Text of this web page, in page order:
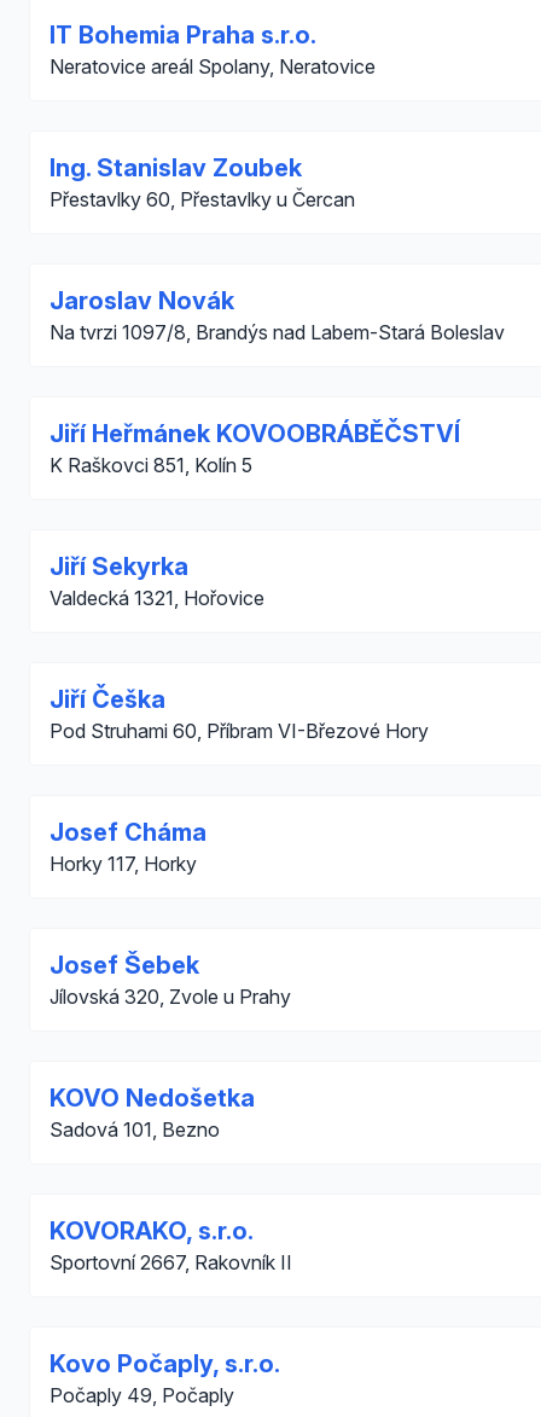
IT Bohemia Praha s.r.o.
Neratovice areál Spolany, Neratovice
Ing. Stanislav Zoubek
Přestavlky 60, Přestavlky u Čercan
Jaroslav Novák
Na tvrzi 1097/8, Brandýs nad Labem-Stará Boleslav
Jiří Heřmánek KOVOOBRÁBĚČSTVÍ
K Raškovci 851, Kolín 5
Jiří Sekyrka
Valdecká 1321, Hořovice
Jiří Češka
Pod Struhami 60, Příbram VI-Březové Hory
Josef Cháma
Horky 117, Horky
Josef Šebek
Jílovská 320, Zvole u Prahy
KOVO Nedošetka
Sadová 101, Bezno
KOVORAKO, s.r.o.
Sportovní 2667, Rakovník II
Kovo Počaply, s.r.o.
Počaply 49, Počaply